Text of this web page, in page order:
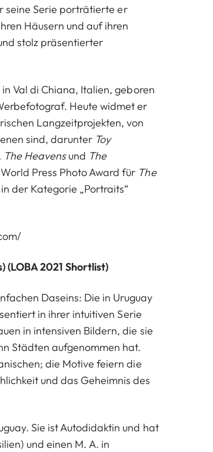
seine Serie porträtierte er
Häusern und auf ihren
stolz präsentierter
Val di Chiana, Italien, geboren
Heute widmet er
Langzeitprojekten, von
sind, darunter Toy
The Heavensund The
Press Photo Award für The
der Kategorie „Portraits“
(LOBA 2021 Shortlist)
Daseins: Die in Uruguay
in ihrer intuitiven Serie
in intensiven Bildern, die sie
Städten aufgenommen hat.
die Motive feiern die
und das Geheimnis des
Sie ist Autodidaktin und hat
und einen M. A. in